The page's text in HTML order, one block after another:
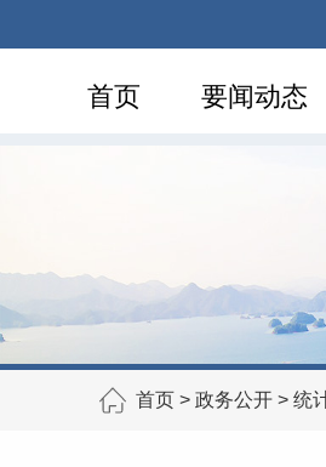
首页 要闻动态
首页 > 政务公开 > 统